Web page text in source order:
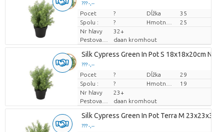
??? -,--
Cena za kus
Pocet ? Dĺžka
35
Spolu :
?
25
Nr hlavy
32+
daan kromhout
Silk Cypress Green In Pot S 18x18x20cm Nm
??? -,--
Cena za kus
Pocet ? Dĺžka
29
Spolu :
?
19
Nr hlavy
23+
daan kromhout
Silk Cypress Green In Pot Terra M
??? -,--